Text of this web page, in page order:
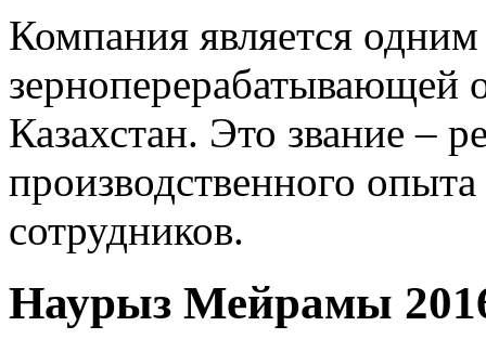
Компания является
зерноперерабатывающей
Казахстан. Это звание –
производственного
сотрудников.
Наурыз Мейрамы